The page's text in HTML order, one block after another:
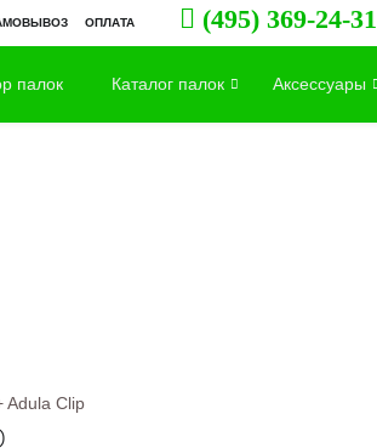
ОПЛАТА (495) 369-24-31
палок Каталог палок Аксессуары
Adula Clip